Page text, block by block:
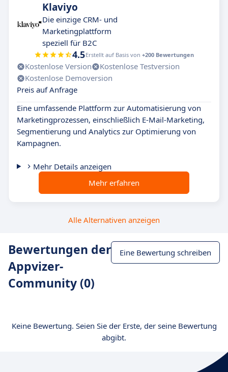
Klaviyo
Die einzige CRM- und
Marketingplattform
speziell für B2C
4.5Erstellt auf Basis von +200 Bewertungen
Kostenlose Version
Kostenlose Testversion
Kostenlose Demoversion
Preis auf Anfrage
Eine umfassende Plattform zur Automatisierung von
Marketingprozessen, einschließlich E-Mail-Marketing,
Segmentierung und Analytics zur Optimierung von
Kampagnen.
Mehr Details anzeigen
Mehr erfahren
Alle Alternativen anzeigen
Bewertungen der
Appvizer-
Community (0)
Eine Bewertung schreiben
Keine Bewertung. Seien Sie der Erste, der seine Bewertung
abgibt.